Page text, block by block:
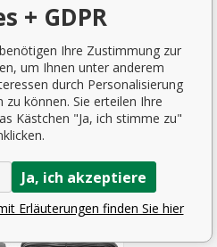
+ hinten)
+ GDPR
Ihre Zustimmung zur
um Ihnen unter anderem
durch Personalisierung
zu können. Sie erteilen Ihre
Kästchen "Ja, ich stimme zu"
Ja, ich akzeptiere
Erläuterungen finden Sie hier